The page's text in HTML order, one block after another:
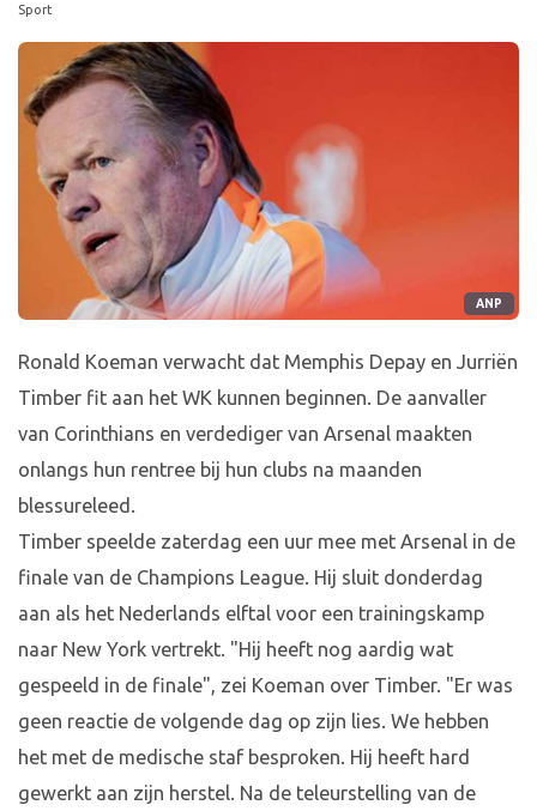
Sport
ANP
Ronald Koeman verwacht dat Memphis Depay en Jurriën
Timber fit aan het WK kunnen beginnen. De aanvaller
van Corinthians en verdediger van Arsenal maakten
onlangs hun rentree bij hun clubs na maanden
blessureleed.
Timber speelde zaterdag een uur mee met Arsenal in de
finale van de Champions League. Hij sluit donderdag
aan als het Nederlands elftal voor een trainingskamp
naar New York vertrekt. "Hij heeft nog aardig wat
gespeeld in de finale", zei Koeman over Timber. "Er was
geen reactie de volgende dag op zijn lies. We hebben
het met de medische staf besproken. Hij heeft hard
gewerkt aan zijn herstel. Na de teleurstelling van de